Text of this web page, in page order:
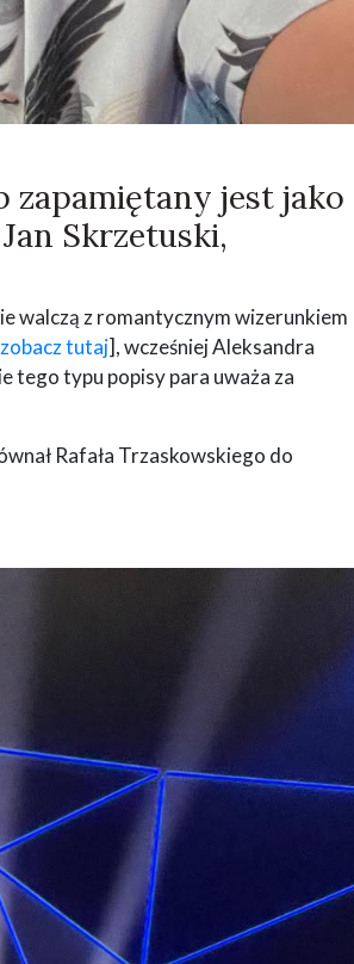
zapamiętany jest jako
Skrzetuski,
walczą z romantycznym wizerunkiem
zobacz tutaj], wcześniej Aleksandra
tego typu popisy para uważa za
Rafała Trzaskowskiego do